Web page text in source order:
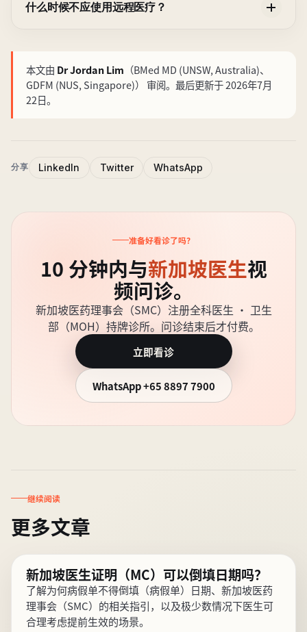
什么时候不应使用远程医疗？
本文由 Dr Jordan Lim （BMed MD (UNSW, Australia)、
GDFM (NUS, Singapore)）
审阅。最后更新于 2026年7月
22日。
分享 LinkedIn Twitter WhatsApp
准备好看诊了吗？
10 分钟内与新加坡医生视
频问诊。
新加坡医药理事会（SMC）注册全科医生 · 卫生
部（MOH）持牌诊所。问诊结束后才付费。
立即看诊
WhatsApp+65 8897 7900
继续阅读
更多文章
新加坡医生证明（MC）可以倒填日期吗？
了解为何病假单不得倒填（病假单）日期、新加坡医药
理事会（SMC）的相关指引，以及极少数情况下医生可
合理考虑提前生效的场景。